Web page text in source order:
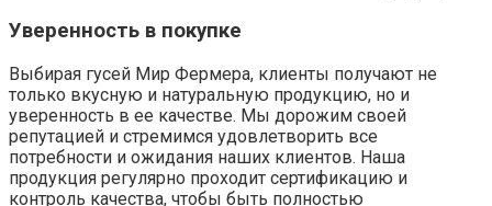
Уверенность в покупке
Выбирая гусей Мир Фермера, клиенты получают не
только вкусную и натуральную продукцию, но и
уверенность в ее качестве. Мы дорожим своей
репутацией и стремимся удовлетворить все
потребности и ожидания наших клиентов. Наша
продукция регулярно проходит сертификацию и
контроль качества, чтобы быть полностью